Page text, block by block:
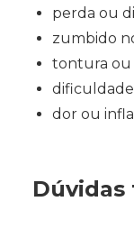
perda ou
zumbido
tontura ou
dificuldade
dor ou